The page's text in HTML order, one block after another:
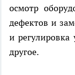
осмотр
дефектов и
и
другое.